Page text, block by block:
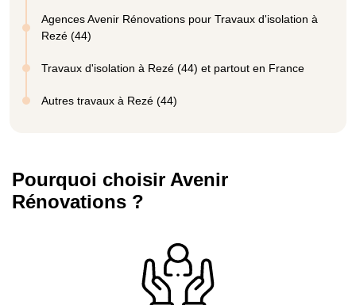
Agences Avenir Rénovations pour Travaux d'isolation à
Rezé (44)
Travaux d'isolation à Rezé (44) et partout en France
Autres travaux à Rezé (44)
Pourquoi choisir Avenir
Rénovations ?